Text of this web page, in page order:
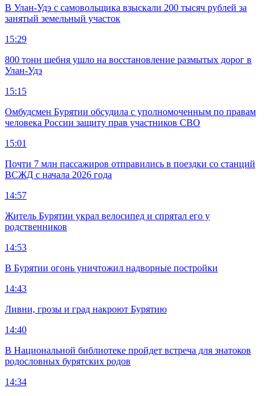
В Улан-Удэ с самовольщика взыскали 200 тысяч рублей за
занятый земельный участок
15:29
800 тонн щебня ушло на восстановление размытых дорог в
Улан-Удэ
15:15
Омбудсмен Бурятии обсудила с уполномоченным по правам
человека России защиту прав участников СВО
15:01
Почти 7 млн пассажиров отправились в поездки со станций
ВСЖД с начала 2026 года
14:57
Житель Бурятии украл велосипед и спрятал его у
родственников
14:53
В Бурятии огонь уничтожил надворные постройки
14:43
Ливни, грозы и град накроют Бурятию
14:40
В Национальной библиотеке пройдет встреча для знатоков
родословных бурятских родов
14:34